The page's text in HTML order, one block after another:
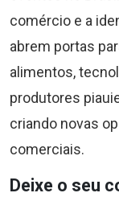
comércio e a
abrem portas
alimentos,
produtores
criando novas
comerciais.
Deixe o seu